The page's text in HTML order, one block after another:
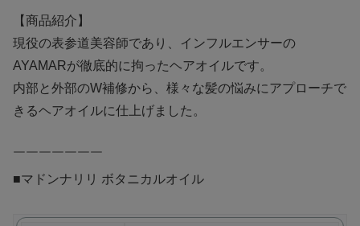
【商品紹介】
現役の表参道美容師であり、インフルエンサーの
AYAMARが徹底的に拘ったヘアオイルです。
内部と外部のW補修から、様々な髪の悩みにアプローチで
きるヘアオイルに仕上げました。
￣￣￣￣￣￣￣
■マドンナリリ ボタニカルオイル